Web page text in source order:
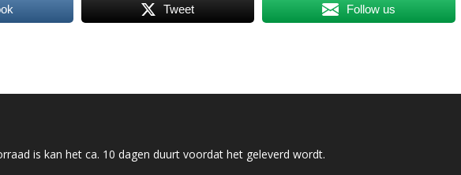
Tweet Follow us
is kan het ca. 10 dagen duurt voordat het geleverd wordt.